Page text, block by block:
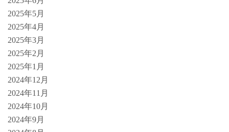
2025年5月
2025年4月
2025年3月
2025年2月
2025年1月
2024年12月
2024年11月
2024年10月
2024年9月